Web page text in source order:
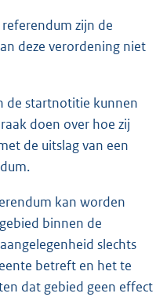
zijn de
deze verordening niet
de startnotitie kunnen
doen over hoe zij
de uitslag van een
kan worden
binnen de
slechts
betreft en het te
dat gebied geen effect